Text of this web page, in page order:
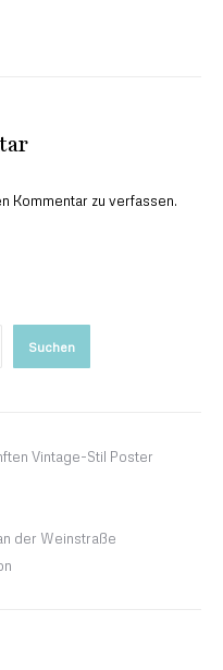
Kommentar zu verfassen.
Suchen
Vintage-Stil Poster
der Weinstraße